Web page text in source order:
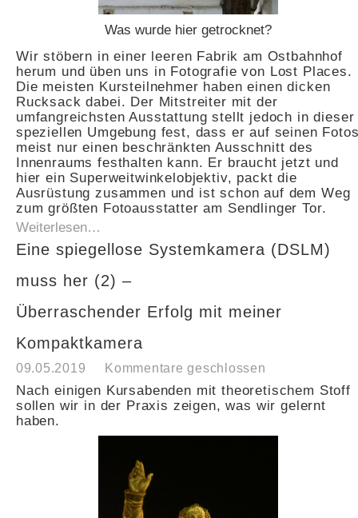
Was wurde hier getrocknet?
Wir stöbern in einer leeren Fabrik am Ostbahnhof
herum und üben uns in Fotografie von Lost Places.
Die meisten Kursteilnehmer haben einen dicken
Rucksack dabei. Der Mitstreiter mit der
umfangreichsten Ausstattung stellt jedoch in dieser
speziellen Umgebung fest, dass er auf seinen
meist nur einen beschränkten Ausschnitt des
Innenraums festhalten kann. Er braucht jetzt und
hier ein Superweitwinkelobjektiv, packt die
Ausrüstung zusammen und ist schon auf dem Weg
zum größten Fotoausstatter am Sendlinger Tor.
Weiterlesen…
Eine spiegellose Systemkamera (DSLM)
muss her (2) –
Überraschender Erfolg mit meiner
Kompaktkamera
09.05.2019 Kommentare geschlossen
Nach einigen Kursabenden mit theoretischem Stoff
sollen wir in der Praxis zeigen, was wir gelernt
haben.